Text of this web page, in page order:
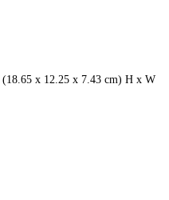
x 12.25 x 7.43 cm) H x W